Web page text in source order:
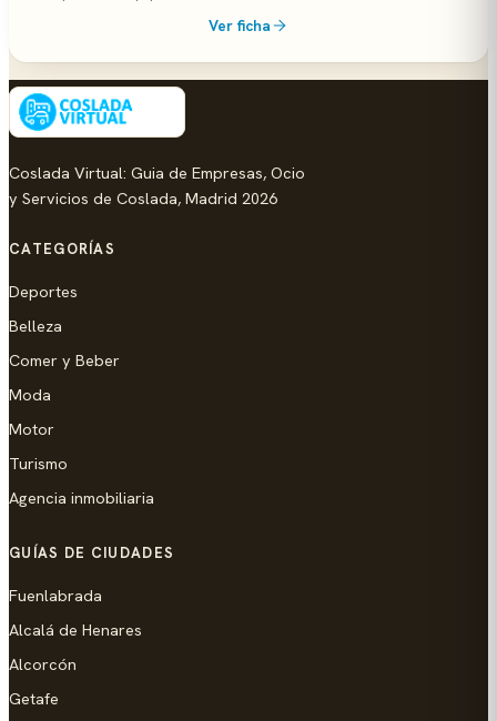
Ver ficha
Coslada Virtual: Guia de Empresas, Ocio
y Servicios de Coslada, Madrid 2026
CATEGORÍAS
Deportes
Belleza
Comer y Beber
Moda
Motor
Turismo
Agencia inmobiliaria
GUÍAS DE CIUDADES
Fuenlabrada
Alcalá de Henares
Alcorcón
Getafe